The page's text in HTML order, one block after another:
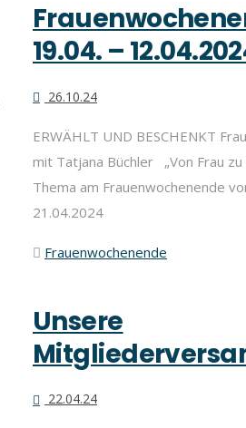
19.04. –
26.10.24
ERWÄHLT UND BESCHENKT
mit Tatjana Büchler „Von Frau zu
Thema am Frauenwochenende
21.04.2024
Frauenwochenende
Unsere
22.04.24